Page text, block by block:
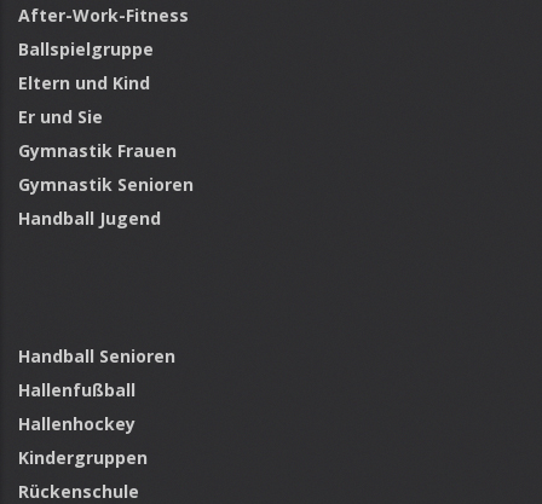
After-Work-Fitness
Ballspielgruppe
Eltern und Kind
Er und Sie
Gymnastik Frauen
Gymnastik Senioren
Handball Jugend
Handball Senioren
Hallenfußball
Hallenhockey
Kindergruppen
Rückenschule